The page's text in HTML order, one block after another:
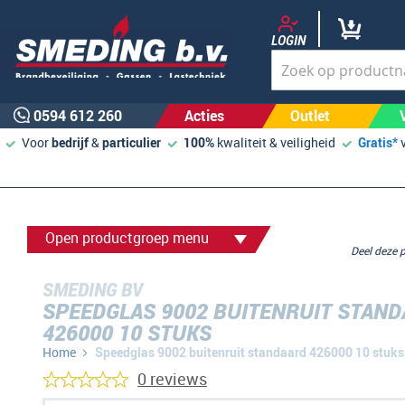
LOGIN
0594 612 260 Acties Outlet
Voorbedrijf&particulier 100% kwaliteit & veiligheid Gratis*
Open productgroep menu
SMEDING BV
SPEEDGLAS 9002 BUITENRUIT
426000 10 STUKS
Home Speedglas 9002 buitenruit standaard 426000 10 stuks
Deel
0 reviews